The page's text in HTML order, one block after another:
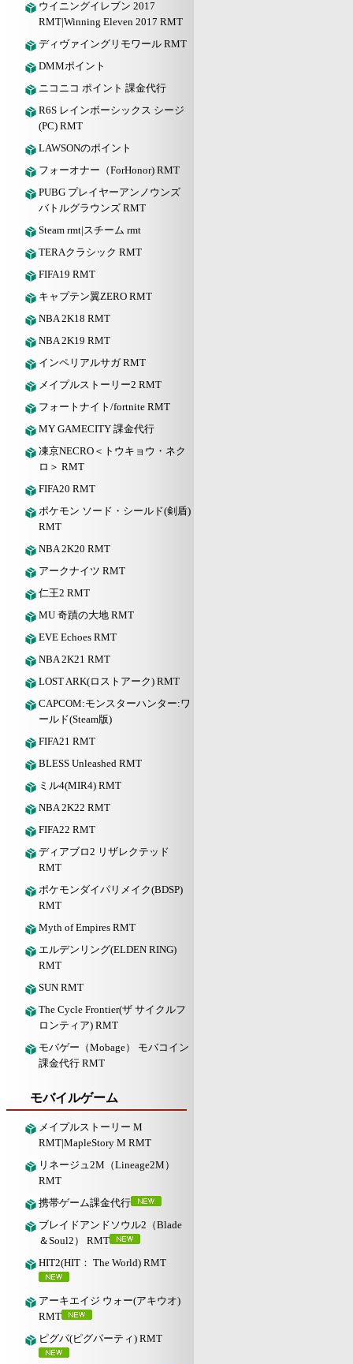
ウイニングイレブン 2017
RMT|Winning Eleven 2017 RMT
ディヴァイングリモワール RMT
DMMポイント
ニコニコ ポイント 課金代行
R6S レインボーシックス シージ
(PC) RMT
LAWSONのポイント
フォーオナー（ForHonor) RMT
PUBG プレイヤーアンノウンズ
バトルグラウンズ RMT
Steam rmt|スチーム rmt
TERAクラシック RMT
FIFA19 RMT
キャプテン翼ZERO RMT
NBA 2K18 RMT
NBA 2K19 RMT
インペリアルサガ RMT
メイプルストーリー2 RMT
フォートナイト/fortnite RMT
MY GAMECITY 課金代行
凍京NECRO＜トウキョウ・ネク
ロ＞ RMT
FIFA20 RMT
ポケモン ソード・シールド(剣盾)
RMT
NBA 2K20 RMT
アークナイツ RMT
仁王2 RMT
MU 奇蹟の大地 RMT
EVE Echoes RMT
NBA 2K21 RMT
LOST ARK(ロストアーク) RMT
CAPCOM:モンスターハンター:ワ
ールド(Steam版)
FIFA21 RMT
BLESS Unleashed RMT
ミル4(MIR4) RMT
NBA 2K22 RMT
FIFA22 RMT
ディアブロ2 リザレクテッド
RMT
ポケモンダイパリメイク(BDSP)
RMT
Myth of Empires RMT
エルデンリング(ELDEN RING)
RMT
SUN RMT
The Cycle Frontier(ザ サイクルフ
ロンティア) RMT
モバゲー（Mobage） モバコイン
課金代行 RMT
モバイルゲーム
メイプルストーリー M
RMT|MapleStory M RMT
リネージュ2M（Lineage2M）
RMT
携帯ゲーム課金代行
ブレイドアンドソウル2（Blade
＆Soul2） RMT
HIT2(HIT： The World) RMT
アーキエイジ ウォー(アキウオ)
RMT
ピグパ(ピグパーティ) RMT